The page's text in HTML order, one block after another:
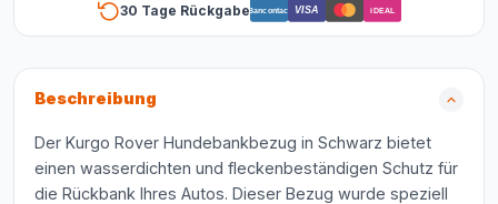
30 Tage RückgabeBancontact VISA iDEAL
Beschreibung
Der Kurgo Rover Hundebankbezug in Schwarz bietet
einen wasserdichten und fleckenbeständigen Schutz für
die Rückbank Ihres Autos. Dieser Bezug wurde speziell